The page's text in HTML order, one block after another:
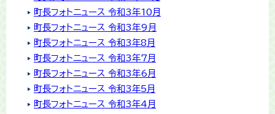
町長フォトニュース 令和3年10月
町長フォトニュース 令和3年9月
町長フォトニュース 令和3年8月
町長フォトニュース 令和3年7月
町長フォトニュース 令和3年6月
町長フォトニュース 令和3年5月
町長フォトニュース 令和3年4月